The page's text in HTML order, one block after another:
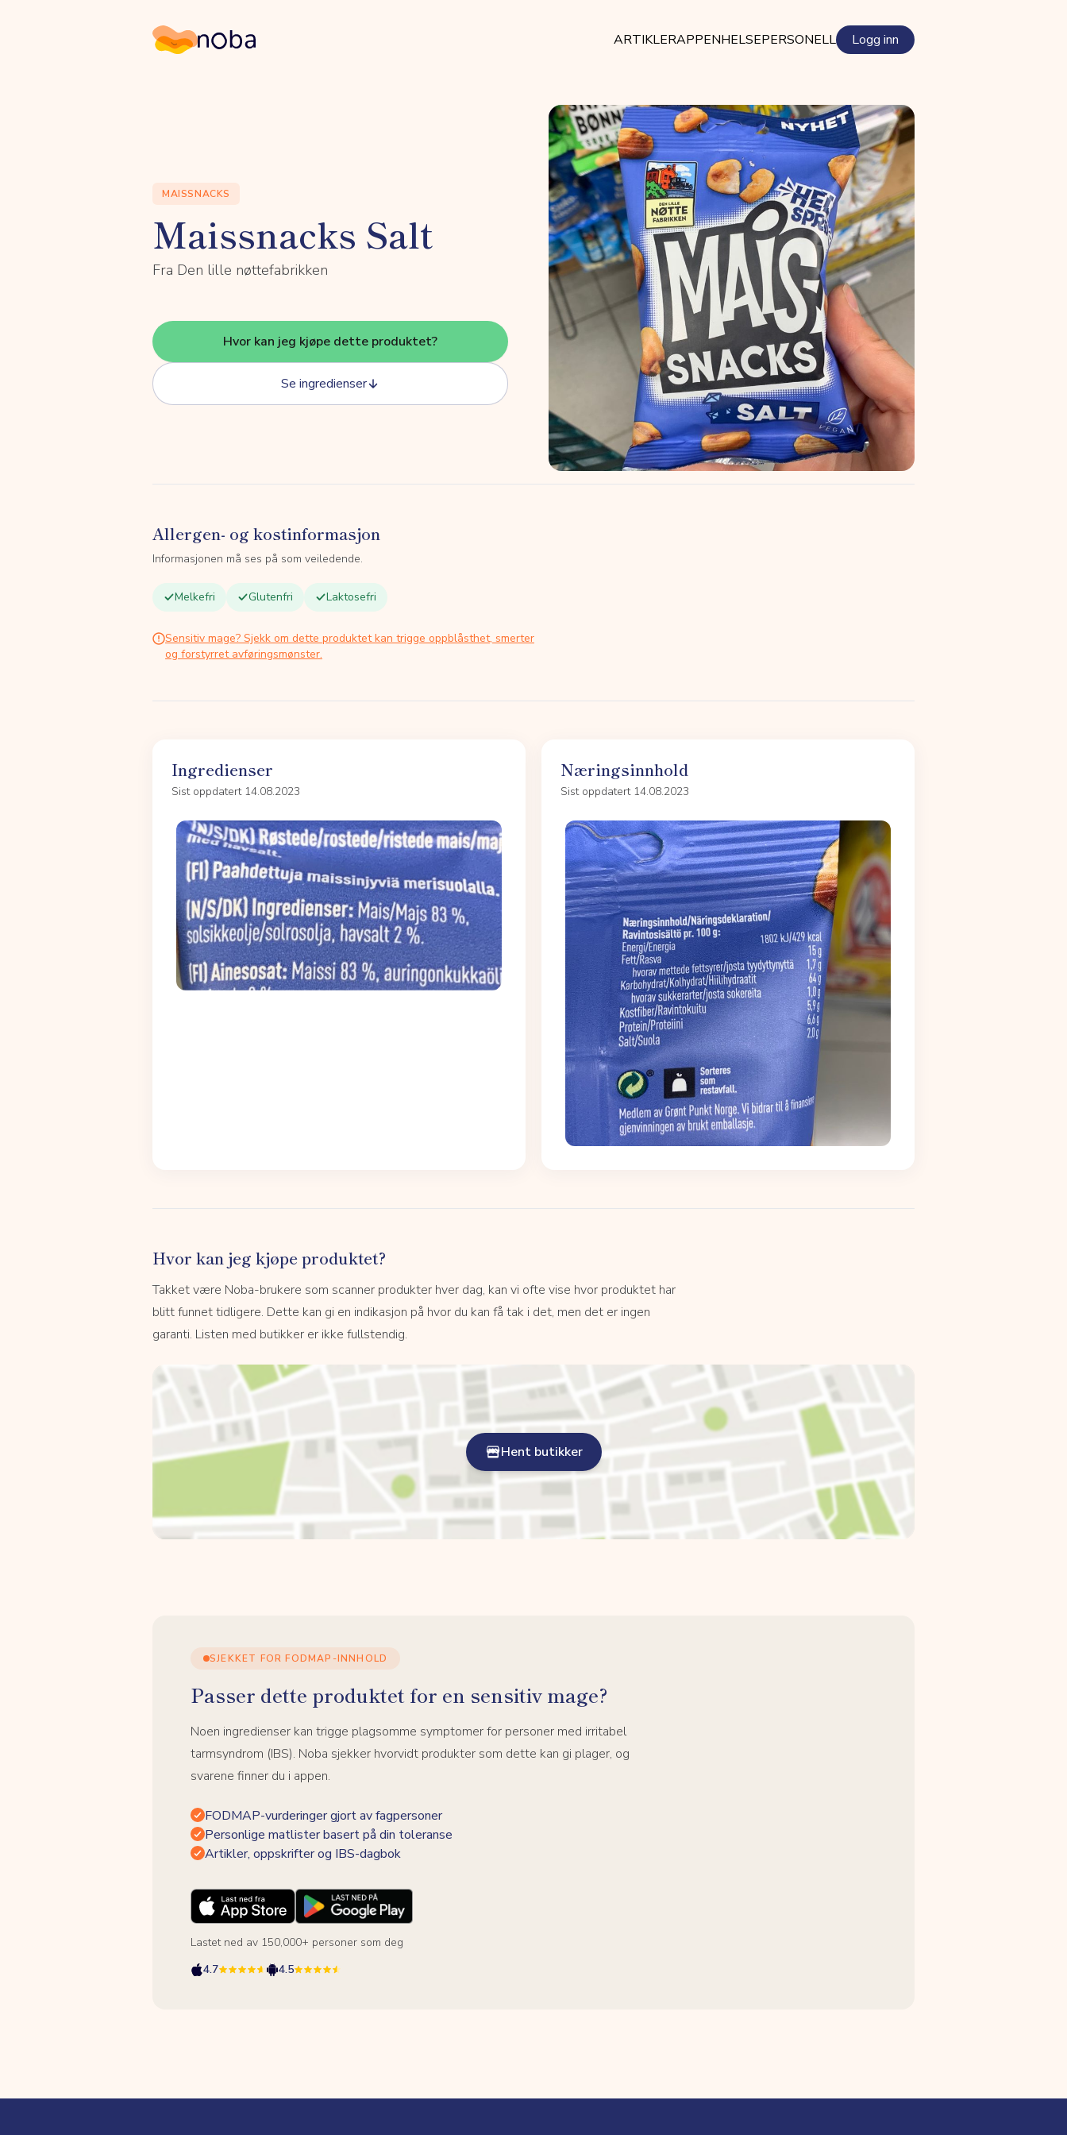
Noba ARTIKLERAPPENHELSEPERSONELL Logg inn
MAISSNACKS
Maissnacks Salt
Fra Den lille nøttefabrikken
Hvor kan jeg kjøpe dette produktet?
Se ingredienser
Allergen- og kostinformasjon
Informasjonen må ses på som veiledende.
Melkefri Glutenfri Laktosefri
Sensitiv mage? Sjekk om dette produktet kan trigge oppblåsthet, smerter
og forstyrret avføringsmønster.
Ingredienser
Sist oppdatert 14.08.2023
Næringsinnhold
Sist oppdatert 14.08.2023
Hvor kan jeg kjøpe produktet?
Takket være Noba-brukere som scanner produkter hver dag, kan vi ofte vise hvor produktet har
blitt funnet tidligere. Dette kan gi en indikasjon på hvor du kan få tak i det, men det er ingen
garanti. Listen med butikker er ikke fullstendig.
Hent butikker
SJEKKET FOR FODMAP-INNHOLD
Passer dette produktet for en sensitiv mage?
Noen ingredienser kan trigge plagsomme symptomer for personer med irritabel
tarmsyndrom (IBS). Noba sjekker hvorvidt produkter som dette kan gi plager, og
svarene finner du i appen.
FODMAP-vurderinger gjort av fagpersoner
Personlige matlister basert på din toleranse
Artikler, oppskrifter og IBS-dagbok
Lastet ned av 150,000+ personer som deg
4.7
4.5